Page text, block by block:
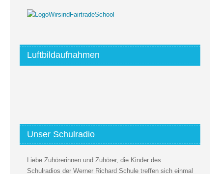
Luftbildaufnahmen
Unser Schulradio
Liebe Zuhörerinnen und Zuhörer, die Kinder des
Schulradios der Werner Richard Schule treffen sich einmal